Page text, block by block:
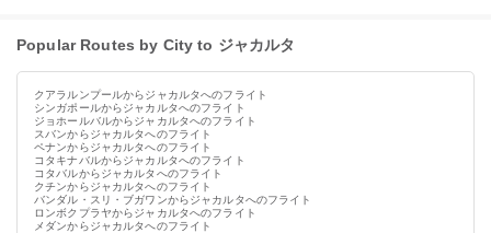
Popular Routes by City to ジャカルタ
クアラルンプールからジャカルタへのフライト
シンガポールからジャカルタへのフライト
ジョホールバルからジャカルタへのフライト
スバンからジャカルタへのフライト
ペナンからジャカルタへのフライト
コタキナバルからジャカルタへのフライト
コタバルからジャカルタへのフライト
クチンからジャカルタへのフライト
バンダル・スリ・ブガワンからジャカルタへのフライト
ロンボクプラヤからジャカルタへのフライト
メダンからジャカルタへのフライト